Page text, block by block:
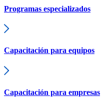
Programas especializados
Capacitación para equipos
Capacitación para empresas